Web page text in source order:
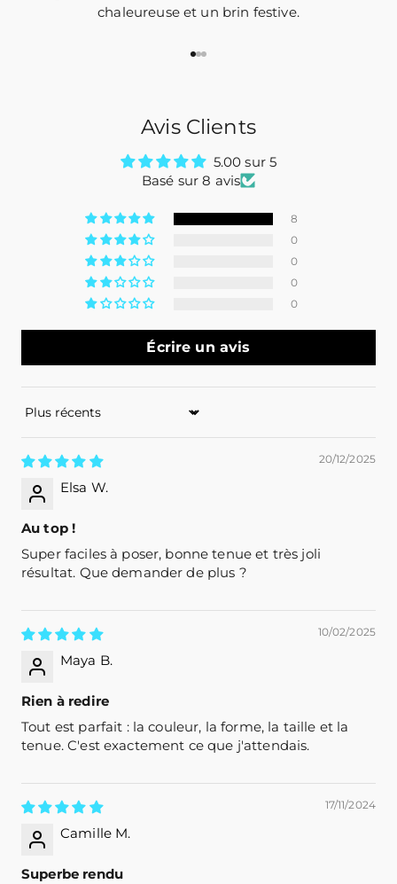
chaleureuse et un brin festive.
Avis Clients
5.00 sur 5
Basé sur 8 avis
8
0
0
0
0
Écrire un avis
Sort by
20/12/2025
Elsa W.
Au top !
Super faciles à poser, bonne tenue et très joli
résultat. Que demander de plus ?
10/02/2025
Maya B.
Rien à redire
Tout est parfait : la couleur, la forme, la taille et la
tenue. C'est exactement ce que j'attendais.
17/11/2024
Camille M.
Superbe rendu